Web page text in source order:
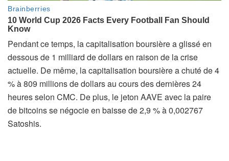
Pendant ce temps, la capitalisation boursière a glissé en
dessous de 1 milliard de dollars en raison de la crise
actuelle. De même, la capitalisation boursière a chuté de 4
% à 809 millions de dollars au cours des dernières 24
heures selon CMC. De plus, le jeton AAVE avec la paire
de bitcoins se négocie en baisse de 2,9 % à 0,002767
Satoshis.